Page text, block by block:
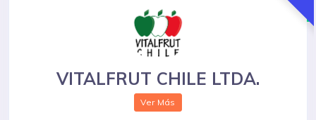
VITALFRUT CHILE LTDA.
Ver Más